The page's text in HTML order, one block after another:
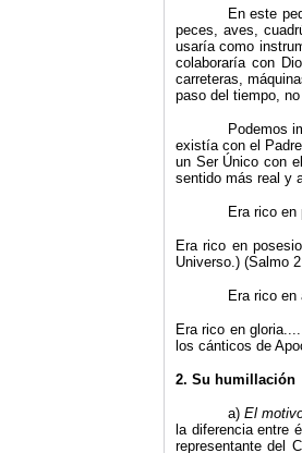
En este
peces, aves,
usaría como
colaboraría con
carreteras,
paso del tiempo,
Podemos
existía con el
un Ser Único con
sentido más real y
Era rico
Era rico en
Universo.) (Salmo
Era rico
Era rico en
los cánticos de
2. Su humillación
a)El
la diferencia entre
representante del